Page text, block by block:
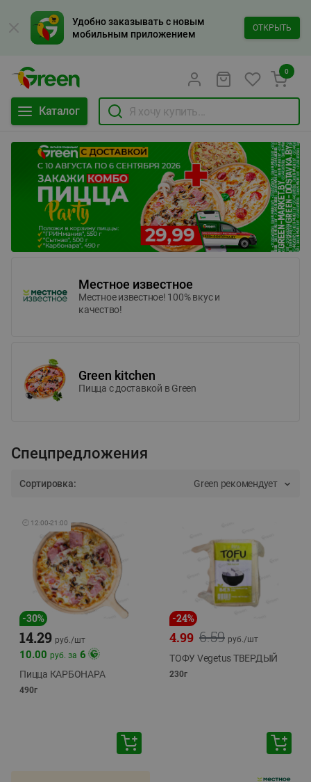
Удобно заказывать с новым
мобильным приложением
ОТКРЫТЬ
Каталог
0
Местное известное
Местное известное! 100% вкус и
качество!
Green kitchen
Пицца c доставкой в Green
Спецпредложения
Сортировка: Green рекомендует
🕘 12:00-21:00
-30%
14.29 руб./шт
10.00 руб. за 6
Пицца КАРБОНАРА
490г
-24%
6.59
4.99 руб./шт
ТОФУ Vegetus ТВЕРДЫЙ
230г